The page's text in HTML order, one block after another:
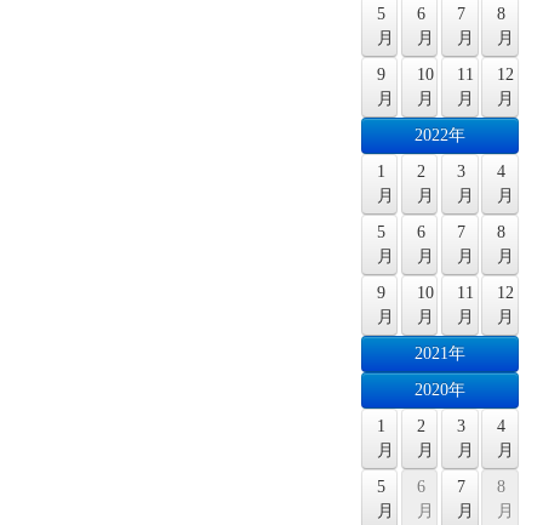
5
月
6
月
7
月
8
月
9
月
10
月
11
月
12
月
2022年
1
月
2
月
3
月
4
月
5
月
6
月
7
月
8
月
9
月
10
月
11
月
12
月
2021年
2020年
1
月
2
月
3
月
4
月
5
月
6
月
7
月
8
月